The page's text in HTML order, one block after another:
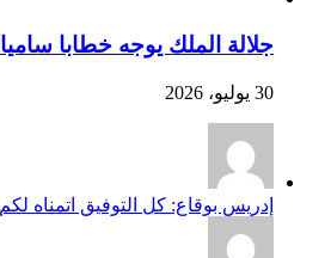
جلالة الملك يوجه خطابا
30 يوليو، 2026
إدريس بوقاع: كل التوفيق اتمناه